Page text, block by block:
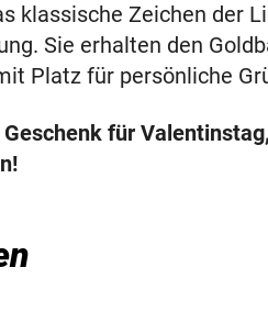
klassische Zeichen der
Sie erhalten den
Platz für persönliche
für